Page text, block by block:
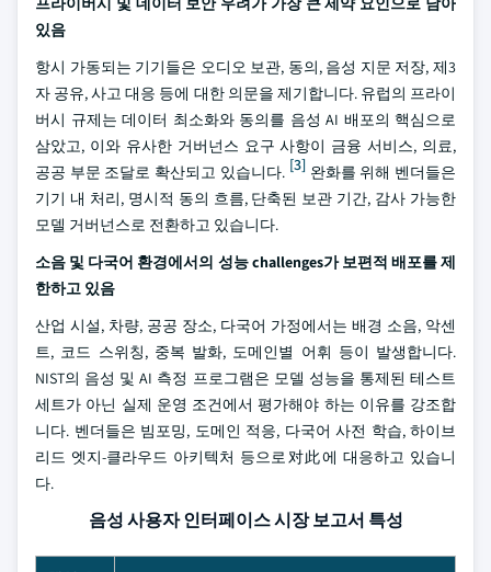
있음
항시 가동되는 기기들은 오디오 보관, 동의, 음성 지문 저장, 제3
자 공유, 사고 대응 등에 대한 의문을 제기합니다. 유럽의 프라이
버시 규제는 데이터 최소화와 동의를 음성 AI 배포의 핵심으로
삼았고, 이와 유사한 거버넌스 요구 사항이 금융 서비스, 의료,
공공 부문 조달로 확산되고 있습니다. [3]완화를 위해 벤더들은
기기 내 처리, 명시적 동의 흐름, 단축된 보관 기간, 감사 가능한
모델 거버넌스로 전환하고 있습니다.
소음 및 다국어 환경에서의 성능 challenges가 보편적 배포를 제
한하고 있음
산업 시설, 차량, 공공 장소, 다국어 가정에서는 배경 소음, 악센
트, 코드 스위칭, 중복 발화, 도메인별 어휘 등이 발생합니다.
NIST의 음성 및 AI 측정 프로그램은 모델 성능을 통제된 테스트
세트가 아닌 실제 운영 조건에서 평가해야 하는 이유를 강조합
니다. 벤더들은 빔포밍, 도메인 적응, 다국어 사전 학습, 하이브
리드 엣지-클라우드 아키텍처 등으로对此에 대응하고 있습니
다.
음성 사용자 인터페이스 시장 보고서 특성